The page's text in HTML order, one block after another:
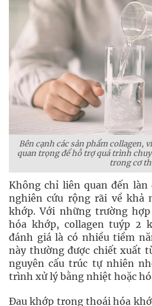
Bên cạnh các sản phẩm collagen,
quan trọng để hỗ trợ quá trình
trong cơ
Không chỉ liên quan đến làn
nghiên cứu rộng rãi về khả
khớp. Với những trường
hóa khớp, collagen tuýp 2
đánh giá là có nhiều tiềm
này thường được chiết xuất
nguyên cấu trúc tự nhiên
trình xử lý bằng nhiệt hoặc
Đau khớp trong thoái hóa